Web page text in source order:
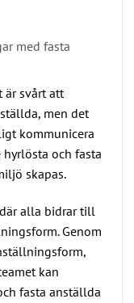
med fasta
är svårt att
men det
kommunicera
och fasta
skapas.
alla bidrar till
Genom
kan
fasta anställda